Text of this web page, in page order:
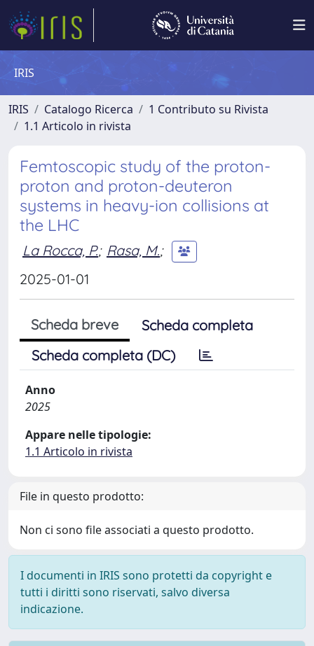
IRIS
IRIS Catalogo Ricerca
1 Contributo su Rivista
1.1 Articolo in rivista
Femtoscopic study of the proton-
proton and proton-deuteron
systems in heavy-ion collisions at
the LHC
La Rocca, P.; Rasa, M.;
2025-01-01
Scheda breve
Scheda completa
Scheda completa (DC)
Anno
2025
Appare nelle tipologie:
1.1 Articolo in rivista
File in questo prodotto:
Non ci sono file associati a questo prodotto.
I documenti in IRIS sono protetti da copyright e
tutti i diritti sono riservati, salvo diversa
indicazione.